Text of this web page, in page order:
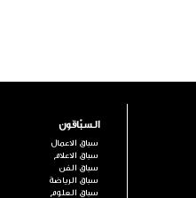
السبّاقون
سباق الاعمال
سباق الاعلام
سباق الفن
سباق الرياضة
سباق العلوم